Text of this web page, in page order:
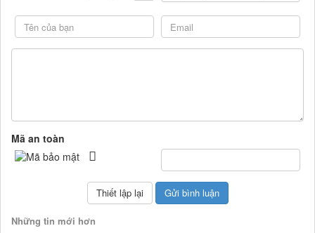
Mã an toàn
Những tin mới hơn